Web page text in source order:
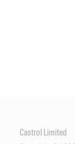
Castrol Limited